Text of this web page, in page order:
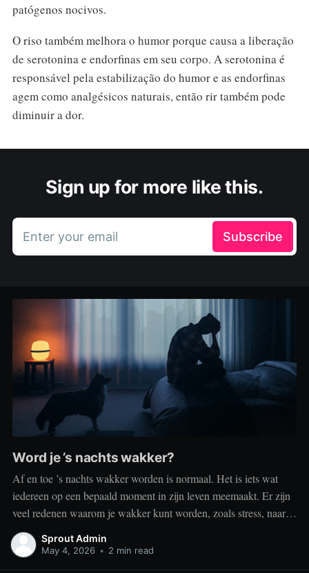
patógenos nocivos.
O riso também melhora o humor porque causa a liberação
de serotonina e endorfinas em seu corpo. A serotonina é
responsável pela estabilização do humor e as endorfinas
agem como analgésicos naturais, então rir também pode
diminuir a dor.
Sign up for more like this.
Enter your email Subscribe
Word je ’s nachts wakker?
Af en toe ’s nachts wakker worden is normaal. Het is iets wat
iedereen op een bepaald moment in zijn leven meemaakt. Er zijn
veel redenen waarom je wakker kunt worden, zoals stress, naar
het toilet moeten, je omgeving of medische aandoeningen die je
slaap beïnvloeden. Dit is geen probleem
Sprout Admin
May 4, 2026 • 2 min read